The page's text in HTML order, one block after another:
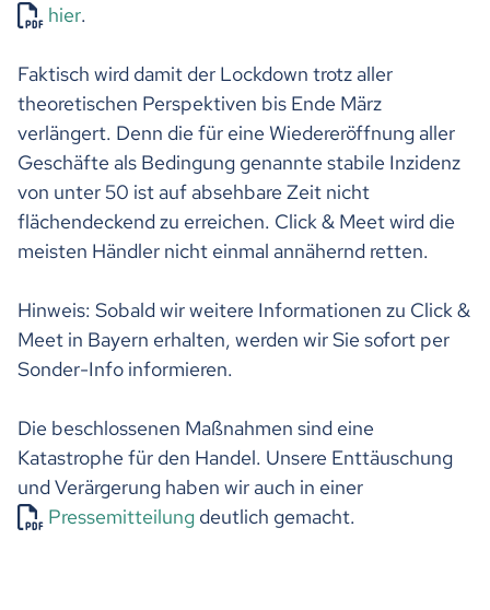
hier.
Faktisch wird damit der Lockdown trotz aller
theoretischen Perspektiven bis Ende März
verlängert. Denn die für eine Wiedereröffnung aller
Geschäfte als Bedingung genannte stabile Inzidenz
von unter 50 ist auf absehbare Zeit nicht
flächendeckend zu erreichen. Click & Meet wird die
meisten Händler nicht einmal annähernd retten.
Hinweis: Sobald wir weitere Informationen zu Click &
Meet in Bayern erhalten, werden wir Sie sofort per
Sonder-Info informieren.
Die beschlossenen Maßnahmen sind eine
Katastrophe für den Handel. Unsere Enttäuschung
und Verärgerung haben wir auch in einer
Pressemitteilung deutlich gemacht.